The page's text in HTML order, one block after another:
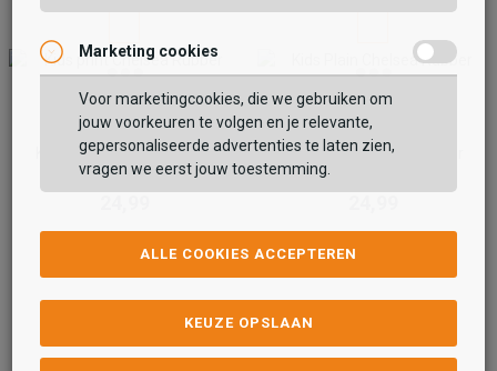
Xq Footwear
Kids print Chelsea Rubber
Rainboot
Xq Footwear
Kids Plain Chelsea Rubber
Marketing cookies
Voor marketingcookies, die we gebruiken om
jouw voorkeuren te volgen en je relevante,
gepersonaliseerde advertenties te laten zien,
vragen we eerst jouw toestemming.
ALLE COOKIES ACCEPTEREN
KEUZE OPSLAAN